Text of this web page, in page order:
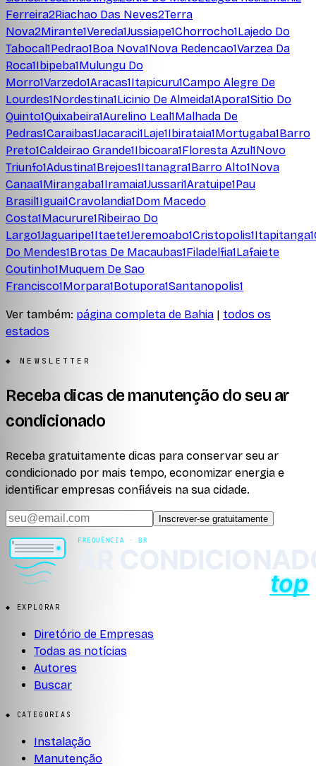
Ferreira2Riachao Das Neves2Terra
Nova2Mirante1Vereda1Jussiape1Chorrocho1Lajedo Do
Tabocal1Pedrao1Boa Nova1Nova Redencao1Varzea Da
Roca1Ibipeba1Mulungu Do
Morro1Varzedo1Aracas1Itapicuru1Campo Alegre De
Lourdes1Nordestina1Licinio De Almeida1Apora1Sitio Do
Quinto1Quixabeira1Aurelino Leal1Malhada De
Pedras1Caraibas1Jacaraci1Laje1Ibirataia1Mortugaba1Barro
Preto1Caldeirao Grande1Ibicoara1Floresta Azul1Novo
Triunfo1Adustina1Brejoes1Itanagra1Barro Alto1Nova
Canaa1Mirangaba1Iramaia1Jussari1Aratuipe1Pau
Brasil1Iguai1Cravolandia1Dom Macedo
Costa1Macurure1Ribeirao Do
Largo1Jaguaripe1Itaete1Jeremoabo1Cristopolis1Itapitanga1
Do Mendes1Brotas De Macaubas1Filadelfia1Lafaiete
Coutinho1Muquem De Sao
Francisco1Morpara1Botupora1Santanopolis1
Ver também: página completa de Bahia | todos os
estados
◆ NEWSLETTER
Receba dicas de manutenção do seu ar
condicionado
Receba gratuitamente dicas para conservar seu ar
condicionado por mais tempo, economizar energia e
identificar empresas confiáveis na sua cidade.
Inscrever-se gratuitamente
◆ EXPLORAR
Diretório de Empresas
Todas as notícias
Autores
Buscar
◆ CATEGORIAS
Instalação
Manutenção